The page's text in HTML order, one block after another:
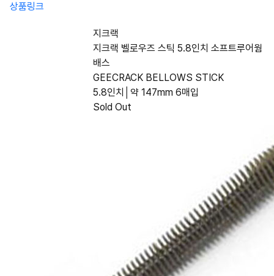
상품링크
지크랙
지크랙 벨로우즈 스틱 5.8인치 소프트루어웜
배스
GEECRACK BELLOWS STICK
5.8인치│약 147mm 6매입
Sold Out